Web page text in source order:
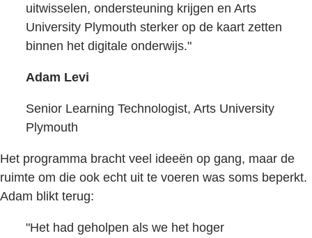
uitwisselen, ondersteuning krijgen en Arts
University Plymouth sterker op de kaart zetten
binnen het digitale onderwijs."
Adam Levi
Senior Learning Technologist, Arts University
Plymouth
Het programma bracht veel ideeën op gang, maar de
ruimte om die ook echt uit te voeren was soms beperkt.
Adam blikt terug:
"Het had geholpen als we het hoger